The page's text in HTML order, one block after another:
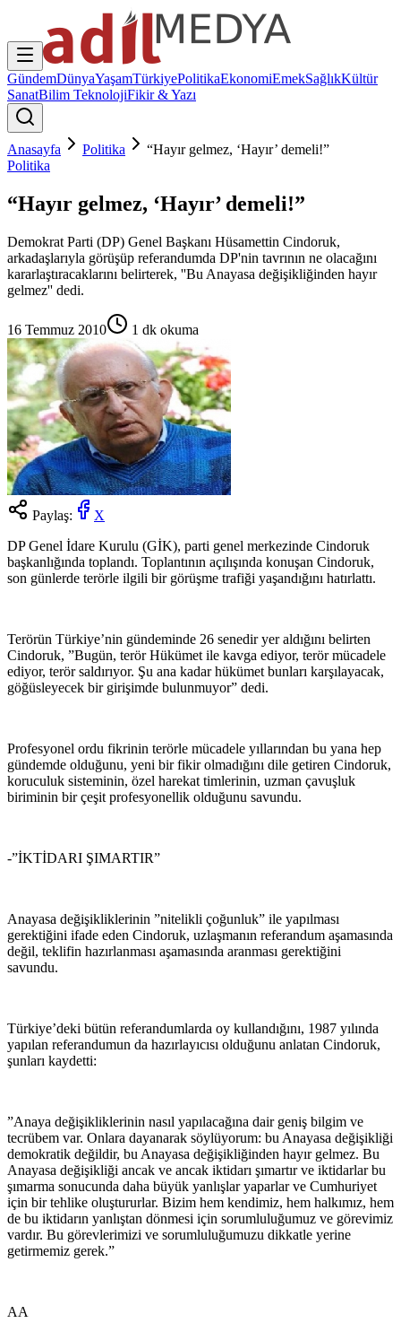
GündemDünyaYaşamTürkiyePolitikaEkonomiEmekSağlıkKültür
SanatBilim TeknolojiFikir & Yazı
Anasayfa Politika
“Hayır gelmez, ‘Hayır’ demeli!”
Politika
“Hayır gelmez, ‘Hayır’ demeli!”
Demokrat Parti (DP) Genel Başkanı Hüsamettin Cindoruk,
arkadaşlarıyla görüşüp referandumda DP'nin tavrının ne olacağını
kararlaştıracaklarını belirterek, ''Bu Anayasa değişikliğinden hayır
gelmez'' dedi.
16 Temmuz 2010 1 dk okuma
Paylaş:
X
DP Genel İdare Kurulu (GİK), parti genel merkezinde Cindoruk
başkanlığında toplandı. Toplantının açılışında konuşan Cindoruk,
son günlerde terörle ilgili bir görüşme trafiği yaşandığını hatırlattı.
Terörün Türkiye’nin gündeminde 26 senedir yer aldığını belirten
Cindoruk, ”Bugün, terör Hükümet ile kavga ediyor, terör mücadele
ediyor, terör saldırıyor. Şu ana kadar hükümet bunları karşılayacak,
göğüsleyecek bir girişimde bulunmuyor” dedi.
Profesyonel ordu fikrinin terörle mücadele yıllarından bu yana hep
gündemde olduğunu, yeni bir fikir olmadığını dile getiren Cindoruk,
koruculuk sisteminin, özel harekat timlerinin, uzman çavuşluk
biriminin bir çeşit profesyonellik olduğunu savundu.
-”İKTİDARI ŞIMARTIR”
Anayasa değişikliklerinin ”nitelikli çoğunluk” ile yapılması
gerektiğini ifade eden Cindoruk, uzlaşmanın referandum aşamasında
değil, teklifin hazırlanması aşamasında aranması gerektiğini
savundu.
Türkiye’deki bütün referandumlarda oy kullandığını, 1987 yılında
yapılan referandumun da hazırlayıcısı olduğunu anlatan Cindoruk,
şunları kaydetti:
”Anaya değişikliklerinin nasıl yapılacağına dair geniş bilgim ve
tecrübem var. Onlara dayanarak söylüyorum: bu Anayasa değişikliği
demokratik değildir, bu Anayasa değişikliğinden hayır gelmez. Bu
Anayasa değişikliği ancak ve ancak iktidarı şımartır ve iktidarlar bu
şımarma sonucunda daha büyük yanlışlar yaparlar ve Cumhuriyet
için bir tehlike oluştururlar. Bizim hem kendimiz, hem halkımız, hem
de bu iktidarın yanlıştan dönmesi için sorumluluğumuz ve görevimiz
vardır. Bu görevlerimizi ve sorumluluğumuzu dikkatle yerine
getirmemiz gerek.”
AA